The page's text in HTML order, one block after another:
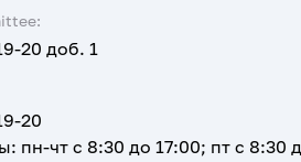
20 доб. 1
20
пн-чт с 8:30 до 17:00; пт с 8:30